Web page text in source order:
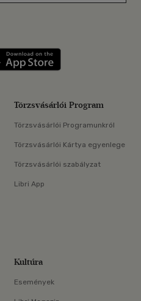
LinkedInen
Szerezd meg: Google
Törzsvásárlói Program
Törzsvásárlói Programunkról
Törzsvásárlói Kártya egyenlege
Törzsvásárlói szabályzat
Libri App
Kultúra
Események